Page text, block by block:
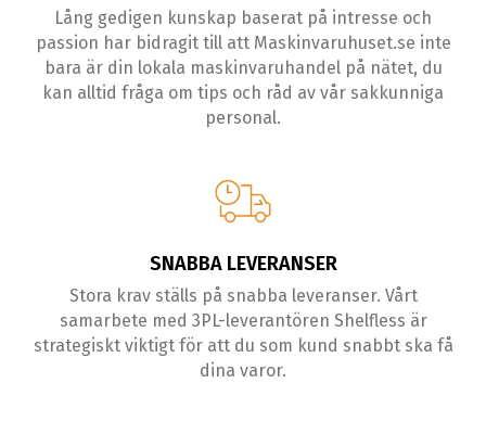
Lång gedigen kunskap baserat på intresse och
passion har bidragit till att Maskinvaruhuset.se inte
bara är din lokala maskinvaruhandel på nätet, du
kan alltid fråga om tips och råd av vår sakkunniga
personal.
SNABBA LEVERANSER
Stora krav ställs på snabba leveranser. Vårt
samarbete med 3PL-leverantören Shelfless är
strategiskt viktigt för att du som kund snabbt ska få
dina varor.